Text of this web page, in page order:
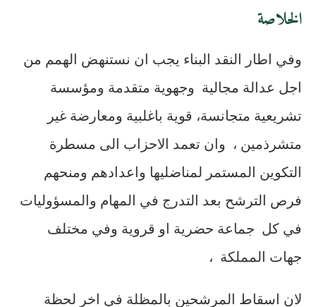
الخلاصة
وفي اطار النقد البناء يجب ان نستنهض الهمم من
اجل عدالة مجالية وجهوية متقدمة ومؤسسة
تشريعية متجانسة، قوية باغلبية ومعارضة غير
متشرذمين ، وان تعمد الاحزاب الى مسطرة
التكوين المستمر لمناضليها واعدادهم ومنحهم
فرص الترشح بعد التدرج في المهام والمسؤوليات
في كل جماعة حضرية او قروية وفي مختلف
جهات المملكة ،
لان اسقاط المرشحين بالمظلة في اخر لحظة